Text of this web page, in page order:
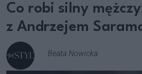
Co robi silny
z Andrzejem
Beata Nowicka